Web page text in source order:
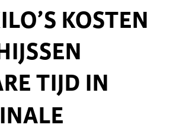
KOSTEN
TIJD IN